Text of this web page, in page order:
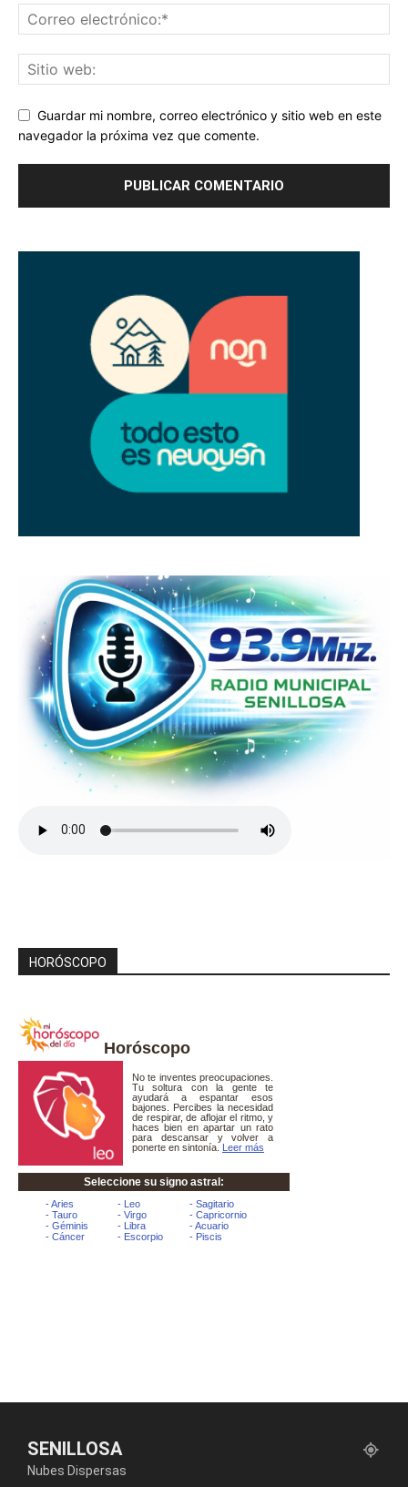
Guardar mi nombre, correo electrónico y sitio web en este
navegador la próxima vez que comente.
HORÓSCOPO
Horóscopo
SENILLOSA
Nubes Dispersas